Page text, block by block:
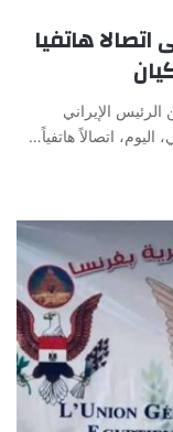
هاتفيا
الرئيس الإيراني
اتصالاً هاتفياً…